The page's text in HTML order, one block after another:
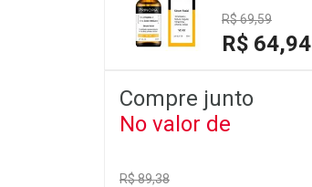
R$ 69,59
R$ 64,94
Compre junto
No valor de
R$ 89,38